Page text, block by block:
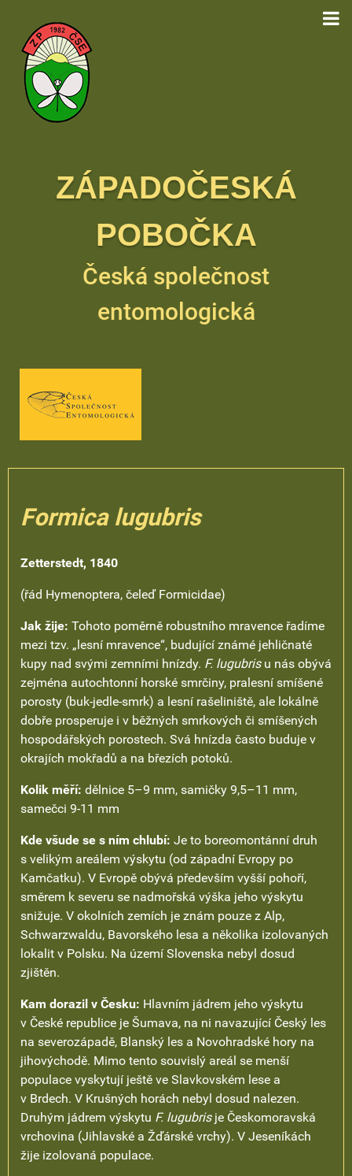
ZÁPADOČESKÁ
POBOČKA
Česká společnost
entomologická
Formica lugubris
Zetterstedt, 1840
(řád Hymenoptera, čeleď Formicidae)
Jak žije: Tohoto poměrně robustního mravence řadíme
mezi tzv. „lesní mravence“, budující známé jehličnaté
kupy nad svými zemními hnízdy. F. lugubrisu nás obývá
zejména autochtonní horské smrčiny, pralesní smíšené
porosty (buk-jedle-smrk) a lesní rašeliniště, ale lokálně
dobře prosperuje i v běžných smrkových či smíšených
hospodářských porostech. Svá hnízda často buduje v
okrajích mokřadů a na březích potoků.
Kolik měří: dělnice 5–9 mm, samičky 9,5–11 mm,
samečci 9-11 mm
Kde všude se s ním chlubí: Je to boreomontánní druh
s velikým areálem výskytu (od západní Evropy po
Kamčatku). V Evropě obývá především vyšší pohoří,
směrem k severu se nadmořská výška jeho výskytu
snižuje. V okolních zemích je znám pouze z Alp,
Schwarzwaldu, Bavorského lesa a několika izolovaných
lokalit v Polsku. Na území Slovenska nebyl dosud
zjištěn.
Kam dorazil v Česku: Hlavním jádrem jeho výskytu
v České republice je Šumava, na ni navazující Český les
na severozápadě, Blanský les a Novohradské hory na
jihovýchodě. Mimo tento souvislý areál se menší
populace vyskytují ještě ve Slavkovském lese a
v Brdech. V Krušných horách nebyl dosud nalezen.
Druhým jádrem výskytu F. lugubris je Českomoravská
vrchovina (Jihlavské a Žďárské vrchy). V Jeseníkách
žije izolovaná populace.